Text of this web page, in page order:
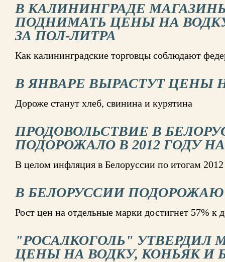
В КАЛИНИНГРАДЕ
ПОДНИМАТЬ ЦЕНЫ НА ВОДКУ
ЗА ПОЛ-ЛИТРА
Как калининградские торговцы соблюдают
В ЯНВАРЕ ВЫРАСТУТ ЦЕНЫ
Дороже станут хлеб, свинина и курятина
ПРОДОВОЛЬСТВИЕ В
ПОДОРОЖАЛО В 2012 ГОДУ НА
В целом инфляция в Белоруссии по итогам 2012
В БЕЛОРУССИИ
Рост цен на отдельные марки достигнет 57% к
"РОСАЛКОГОЛЬ"
ЦЕНЫ НА ВОДКУ, КОНЬЯК И